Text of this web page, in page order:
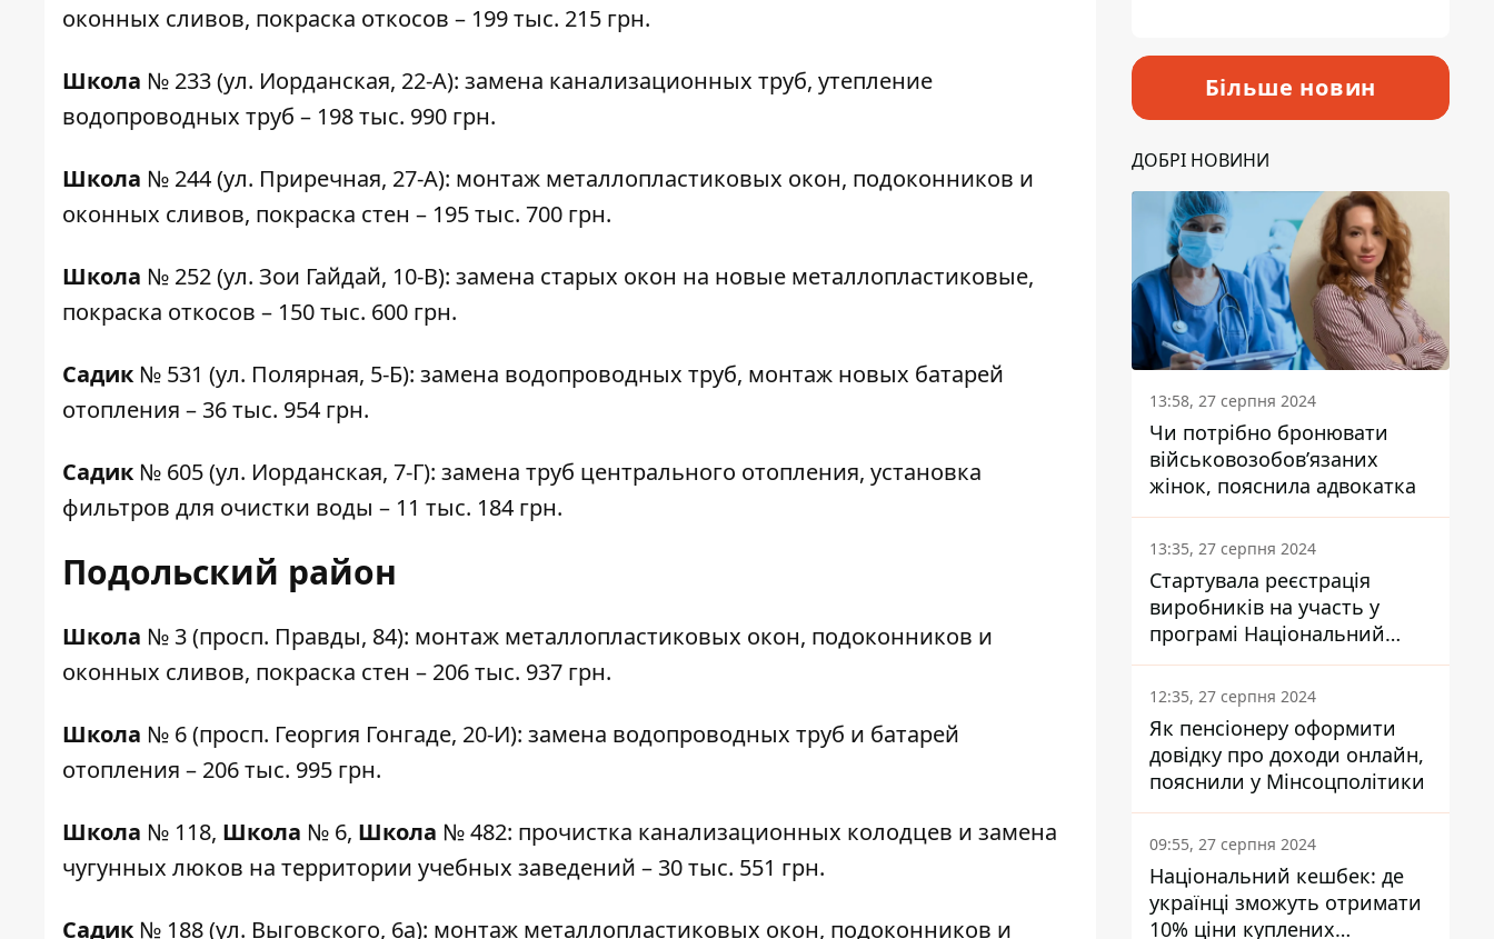
оконных сливов, покраска откосов – 199 тыс. 215 грн.
Школа № 233(ул. Иорданская, 22-А): замена канализационных труб, утепление
водопроводных труб – 198 тыс. 990 грн.
Школа № 244(ул. Приречная, 27-А): монтаж металлопластиковых окон, подоконников и
оконных сливов, покраска стен – 195 тыс. 700 грн.
Школа № 252(ул. Зои Гайдай, 10-В): замена старых окон на новые металлопластиковые,
покраска откосов – 150 тыс. 600 грн.
Садик № 531 (ул. Полярная, 5-Б): замена водопроводных труб, монтаж новых батарей
отопления – 36 тыс. 954 грн.
Садик № 605(ул. Иорданская, 7-Г): замена труб центрального отопления, установка
фильтров для очистки воды – 11 тыс. 184 грн.
Подольский район
Школа № 3(просп. Правды, 84): монтаж металлопластиковых окон, подоконников и
оконных сливов, покраска стен – 206 тыс. 937 грн.
Школа № 6(просп. Георгия Гонгаде, 20-И): замена водопроводных труб и батарей
отопления – 206 тыс. 995 грн.
Школа № 118, Школа № 6, Школа № 482: прочистка канализационных колодцев и замена
чугунных люков на территории учебных заведений – 30 тыс. 551 грн.
Садик № 188(ул. Выговского, 6а): монтаж металлопластиковых окон, подоконников и
Більше новин
ДОБРІ НОВИНИ
13:58, 27 серпня 2024
Чи потрібно бронювати
військовозобов’язаних
жінок, пояснила адвокатка
13:35, 27 серпня 2024
Стартувала реєстрація
виробників на участь у
програмі Національний
кешбек: як це зробити
через портал Дія
12:35, 27 серпня 2024
Як пенсіонеру оформити
довідку про доходи онлайн,
пояснили у Мінсоцполітики
09:55, 27 серпня 2024
Національний кешбек: де
українці зможуть отримати
10% ціни куплених